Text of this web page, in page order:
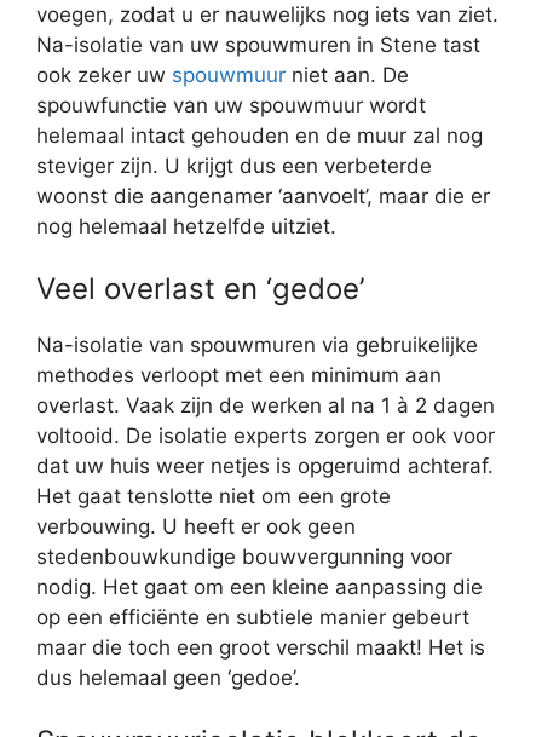
voegen, zodat u er nauwelijks nog iets van ziet.
Na-isolatie van uw spouwmuren in Stene tast
ook zeker uw spouwmuur niet aan. De
spouwfunctie van uw spouwmuur wordt
helemaal intact gehouden en de muur zal nog
steviger zijn. U krijgt dus een verbeterde
woonst die aangenamer ‘aanvoelt’, maar die er
nog helemaal hetzelfde uitziet.
Veel overlast en ‘gedoe’
Na-isolatie van spouwmuren via gebruikelijke
methodes verloopt met een minimum aan
overlast. Vaak zijn de werken al na 1 à 2 dagen
voltooid. De isolatie experts zorgen er ook voor
dat uw huis weer netjes is opgeruimd achteraf.
Het gaat tenslotte niet om een grote
verbouwing. U heeft er ook geen
stedenbouwkundige bouwvergunning voor
nodig. Het gaat om een kleine aanpassing die
op een efficiënte en subtiele manier gebeurt
maar die toch een groot verschil maakt! Het is
dus helemaal geen ‘gedoe’.